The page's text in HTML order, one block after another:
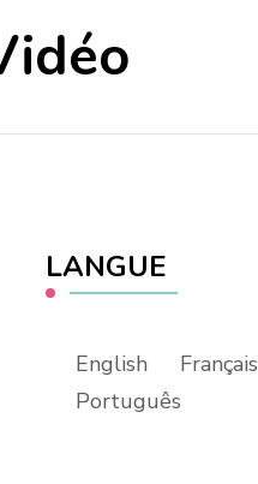
LANGUE
English Français
Português